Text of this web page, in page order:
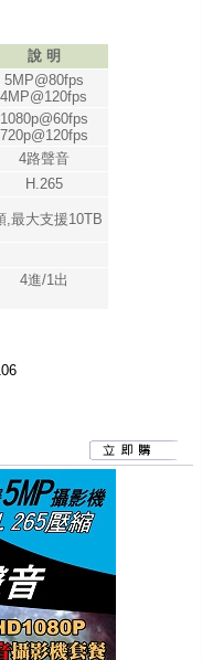
說 明
5MP@80fps
4MP@120fps
1080p@60fps
720p@120fps
4路聲音
H.265
,最大支援10TB
4進/1出